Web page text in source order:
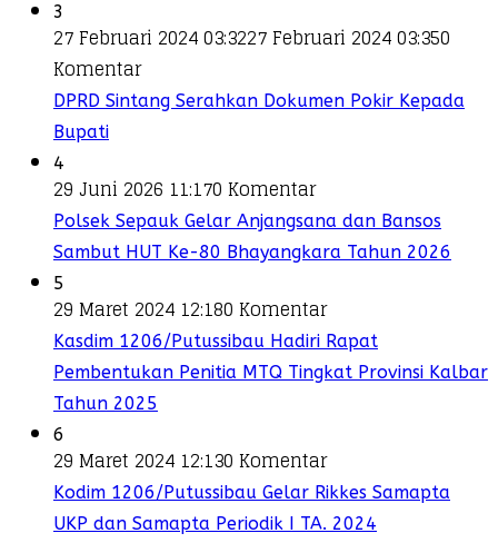
3
27 Februari 2024 03:3227 Februari 2024 03:350
Komentar
DPRD Sintang Serahkan Dokumen Pokir Kepada
Bupati
4
29 Juni 2026 11:170 Komentar
Polsek Sepauk Gelar Anjangsana dan Bansos
Sambut HUT Ke-80 Bhayangkara Tahun 2026
5
29 Maret 2024 12:180 Komentar
Kasdim 1206/Putussibau Hadiri Rapat
Pembentukan Penitia MTQ Tingkat Provinsi Kalbar
Tahun 2025
6
29 Maret 2024 12:130 Komentar
Kodim 1206/Putussibau Gelar Rikkes Samapta
UKP dan Samapta Periodik I TA. 2024